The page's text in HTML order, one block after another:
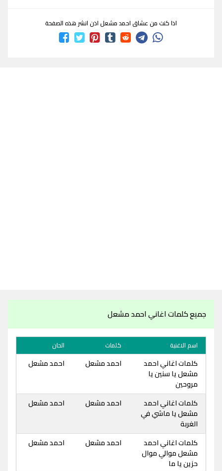
اذا كنت من عشاق احمد مشعل اذن انشر هذه الصفحة
جميع كلمات اغاني احمد مشعل
اسم الاغنية كلمات الحان
كلمات اغاني احمد
مشعل يا سنين يا
مروحين
احمد مشعل احمد مشعل
كلمات اغاني احمد
مشعل يا ماشي في
الغربة
احمد مشعل احمد مشعل
كلمات اغاني احمد
مشعل موالي موال
حزين يا ما
احمد مشعل احمد مشعل